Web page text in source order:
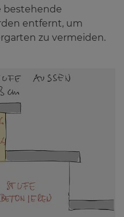
bestehende
entfernt, um
zu vermeiden.